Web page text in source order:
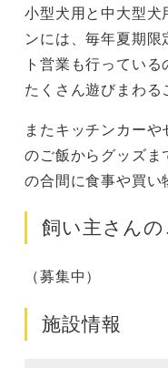
小型犬用と中大型犬
ンには、毎年夏期
ト営業も行ってい
たくさん遊びまわる
またキッチンカー
のご飯からグッズ
の合間に食事や買
飼い主さんの
（募集中）
施設情報